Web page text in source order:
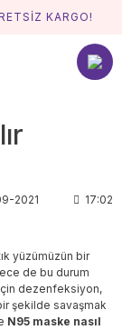
KARGO!
2021 17:02
yüzümüzün bir
de bu durum
için dezenfeksiyon,
şekilde savaşmak
N95 maske nasıl